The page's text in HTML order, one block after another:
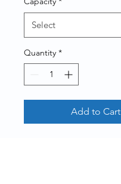
Quantity *
Add to Cart